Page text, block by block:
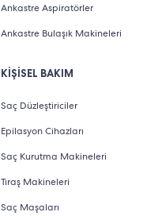
Ankastre Aspiratörler
Ankastre Bulaşık Makineleri
KİŞİSEL BAKIM
Saç Düzleştiriciler
Epilasyon Cihazları
Saç Kurutma Makineleri
Tıraş Makineleri
Saç Maşaları